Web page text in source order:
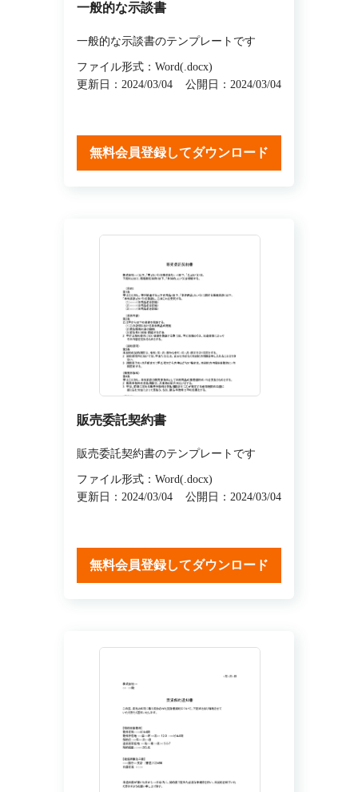
一般的な示談書
一般的な示談書のテンプレートです
ファイル形式：Word(.docx)
更新日：2024/03/04
公開日：2024/03/04
無料会員登録してダウンロード
販売委託契約書
販売委託契約書のテンプレートです
ファイル形式：Word(.docx)
更新日：2024/03/04
公開日：2024/03/04
無料会員登録してダウンロード